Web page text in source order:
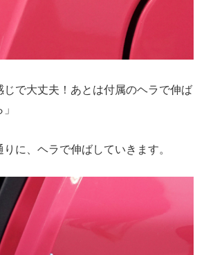
じで大丈夫！あとは付属のヘラで伸ば
に、ヘラで伸ばしていきます。